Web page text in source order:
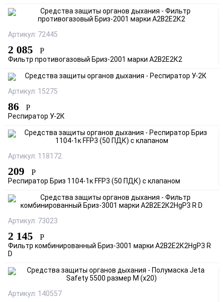
Артикул: 72445
2 085 Р
Фильтр противогазовый Бриз-2001 марки А2В2Е2К2
Артикул: 15275
86 Р
Респиратор У-2К
Артикул: 118172
209 Р
Респиратор Бриз 1104-1к FFP3 (50 ПДК) с клапаном
Артикул: 73023
2 145 Р
Фильтр комбинированный Бриз-3001 марки А2В2Е2К2HgР3 R
D
Артикул: 140557